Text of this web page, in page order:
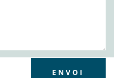
ENVOI